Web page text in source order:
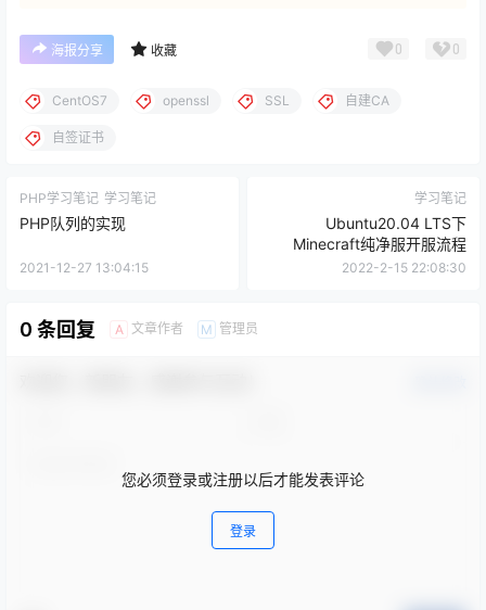
海报分享 收藏 0 0
CentOS7 openssl SSL 自建CA
自签证书
PHP学习笔记 学习笔记
PHP队列的实现
2021-12-27 13:04:15
学习笔记
Ubuntu20.04 LTS下
Minecraft纯净服开服流程
2022-2-15 22:08:30
0 条回复 A 文章作者 M 管理员
您必须登录或注册以后才能发表评论
登录